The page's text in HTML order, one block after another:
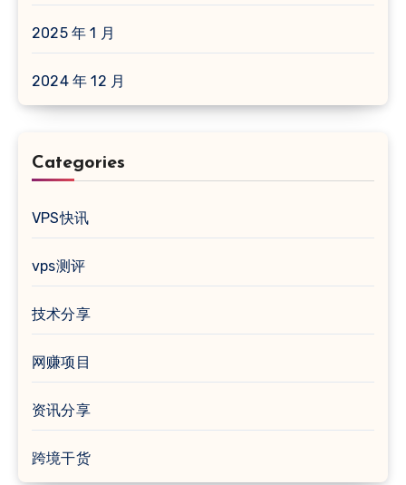
2025 年 1 月
2024 年 12 月
Categories
VPS快讯
vps测评
技术分享
网赚项目
资讯分享
跨境干货